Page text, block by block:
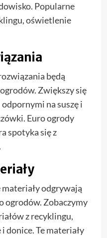
Popularne
oświetlenie
będą
Zwiększy się
na suszę i
Euro ogrody
spotyka się z
odgrywają
ogrodów. Zobaczymy
z recyklingu,
donice. Te materiały